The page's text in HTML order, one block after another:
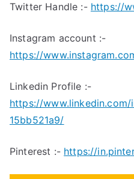
Twitter Handle :- https://
Instagram account :-
https://
Linkedin Profile :-
https://
15bb521a9/
Pinterest :- https://